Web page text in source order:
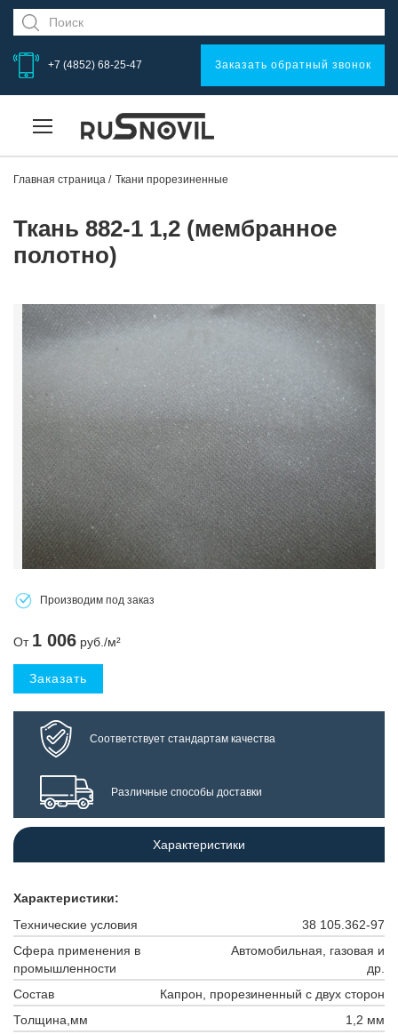
+7 (4852) 68-25-47 Заказать обратный звонок
Главная страница Ткани прорезиненные
Ткань 882-1 1,2 (мембранное
полотно)
Производим под заказ
От 1 006 руб./м²
Заказать
Соответствует стандартам качества
Различные способы доставки
Характеристики
Характеристики:
Технические условия
38 105.362-97
Сфера применения в
промышленности
Автомобильная, газовая и
др.
Состав
Капрон, прорезиненный с двух сторон
Толщина,мм
1,2 мм